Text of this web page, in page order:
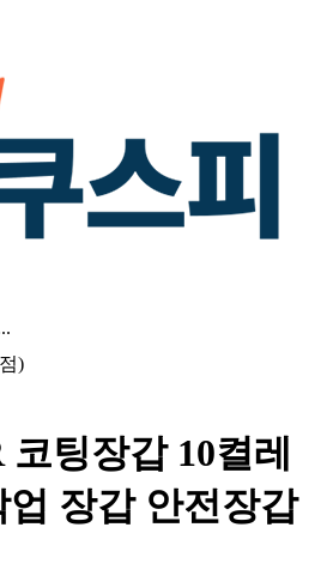
점)
코팅장갑 10켤레
장갑 안전장갑